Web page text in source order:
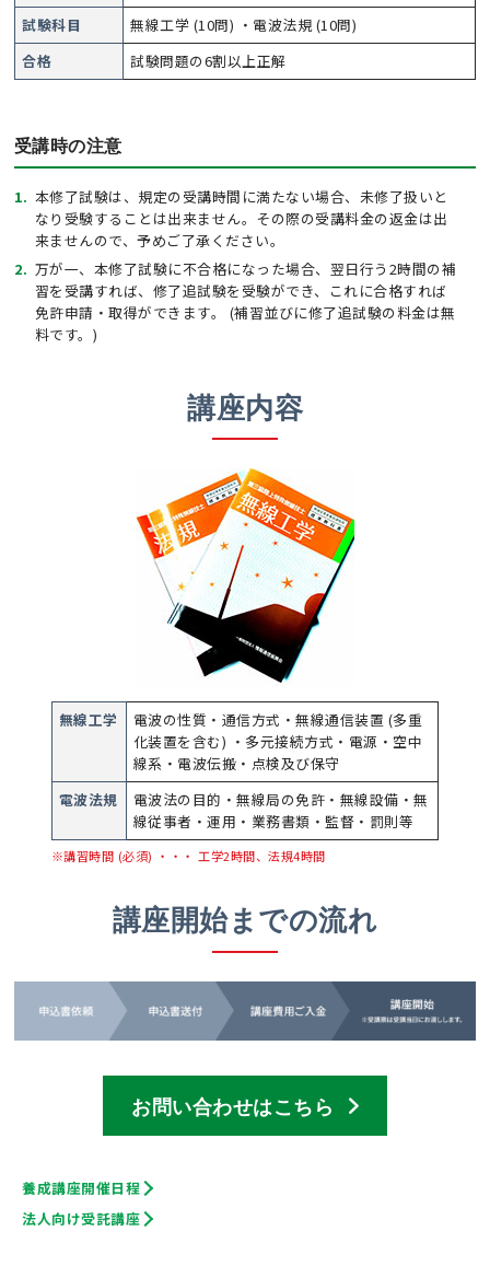
試験科目
無線工学 (10問) ・電波法規 (10問)
合格
試験問題の6割以上正解
受講時の注意
本修了試験は、規定の受講時間に満たない場合、未修了扱いと
なり受験することは出来ません。その際の受講料金の返金は出
来ませんので、予めご了承ください。
万が一、本修了試験に不合格になった場合、翌日行う2時間の補
習を受講すれば、修了追試験を受験ができ、これに合格すれば
免許申請・取得ができます。 (補習並びに修了追試験の料金は無
料です。)
講座内容
無線工学
電波の性質・通信方式・無線通信装置 (多重
化装置を含む) ・多元接続方式・電源・空中
線系・電波伝搬・点検及び保守
電波法規
電波法の目的・無線局の免許・無線設備・無
線従事者・運用・業務書類・監督・罰則等
※講習時間 (必須) ・・・ 工学2時間、法規4時間
講座開始までの流れ
お問い合わせはこちら
養成講座開催日程
法人向け受託講座